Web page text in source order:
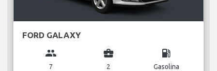
FORD GALAXY
group
7
business_center
2
local_gas_station
Gasolina